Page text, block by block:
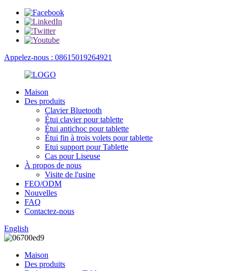
Appelez-nous : 08615019264921
Maison
Des produits
Clavier Bluetooth
Étui clavier pour tablette
Étui antichoc pour tablette
Étui fin à trois volets pour tablette
Etui support pour Tablette
Cas pour Liseuse
À propos de nous
Visite de l'usine
FEO/ODM
Nouvelles
FAQ
Contactez-nous
English
Maison
Des produits